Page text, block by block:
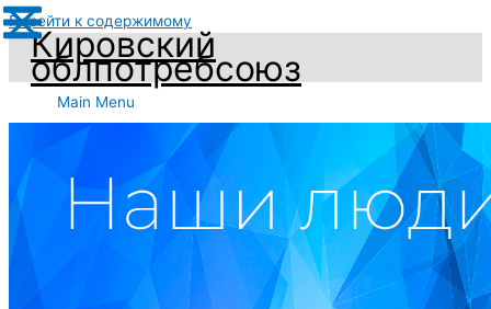
Перейти к содержимому
Кировский
облпотребсоюз
Main Menu